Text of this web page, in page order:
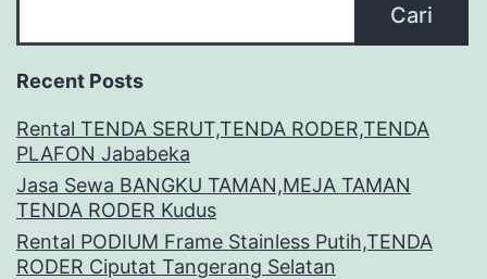
Cari
Recent Posts
Rental TENDA SERUT,TENDA RODER,TENDA
PLAFON Jababeka
Jasa Sewa BANGKU TAMAN,MEJA TAMAN
TENDA RODER Kudus
Rental PODIUM Frame Stainless Putih,TENDA
RODER Ciputat Tangerang Selatan